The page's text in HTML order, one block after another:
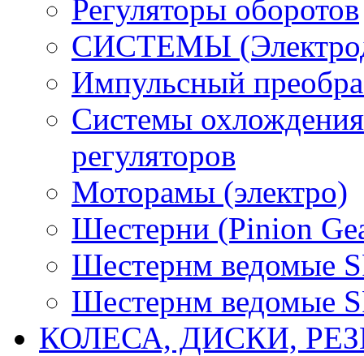
Регуляторы оборотов
СИСТЕМЫ
Импульсный
Системы охлождения
регуляторов
Моторамы (электро)
Шестерни (Pinion
Шестернм ведомые
Шестернм ведомые
КОЛЕСА, ДИСКИ,